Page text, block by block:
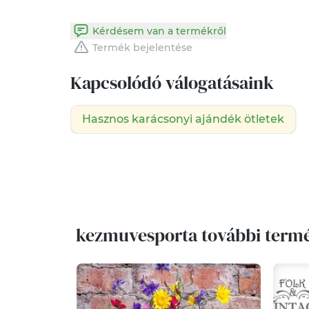
Kérdésem van a termékről
Termék bejelentése
Kapcsolódó válogatásaink
Hasznos karácsonyi ajándék ötletek
kezmuvesporta további